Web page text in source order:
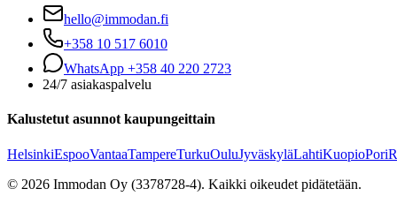
hello@immodan.fi
+358 10 517 6010
WhatsApp +358 40 220 2723
24/7 asiakaspalvelu
Kalustetut asunnot kaupungeittain
HelsinkiEspooVantaaTampereTurkuOuluJyväskyläLahtiKuopioPori
© 2026 Immodan Oy (3378728-4). Kaikki oikeudet pidätetään.